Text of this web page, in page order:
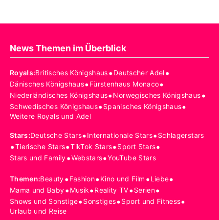
News Themen im Überblick
Royals:Britisches Königshaus•Deutscher Adel•
Dänisches Königshaus•Fürstenhaus Monaco•
Niederländisches Königshaus•Norwegisches Königshaus•
Schwedisches Königshaus•Spanisches Königshaus•
Weitere Royals und Adel
Stars:Deutsche Stars•Internationale Stars•Schlagerstars
•Tierische Stars•TikTok Stars•Sport Stars•
Stars und Family•Webstars•YouTube Stars
Themen:Beauty•Fashion•Kino und Film •Liebe•
Mama und Baby•Musik•Reality TV•Serien•
Shows und Sonstige•Sonstiges•Sport und Fitness•
Urlaub und Reise